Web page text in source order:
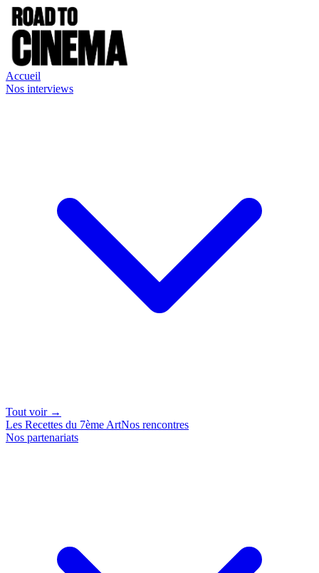
Accueil
Nos interviews
Tout voir →
Les Recettes du 7ème ArtNos rencontres
Nos partenariats